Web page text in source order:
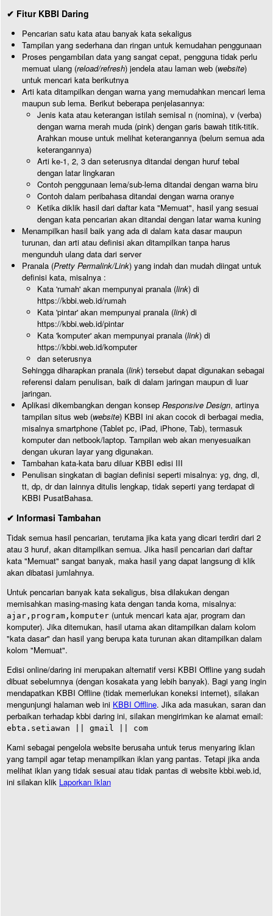
✔ Fitur KBBI Daring
Pencarian satu kata atau banyak kata sekaligus
Tampilan yang sederhana dan ringan untuk kemudahan penggunaan
Proses pengambilan data yang sangat cepat, pengguna tidak perlu
memuat ulang (reload/refresh) jendela atau laman web (website)
untuk mencari kata berikutnya
Arti kata ditampilkan dengan warna yang memudahkan mencari lema
maupun sub lema. Berikut beberapa penjelasannya:
Jenis kata atau keterangan istilah semisal n (nomina), v (verba)
dengan warna merah muda (pink) dengan garis bawah titik-titik.
Arahkan mouse untuk melihat keterangannya (belum semua ada
keterangannya)
Arti ke-1, 2, 3 dan seterusnya ditandai dengan huruf tebal
dengan latar lingkaran
Contoh penggunaan lema/sub-lema ditandai dengan warna biru
Contoh dalam peribahasa ditandai dengan warna oranye
Ketika diklik hasil dari daftar kata "Memuat", hasil yang sesuai
dengan kata pencarian akan ditandai dengan latar warna kuning
Menampilkan hasil baik yang ada di dalam kata dasar maupun
turunan, dan arti atau definisi akan ditampilkan tanpa harus
mengunduh ulang data dari server
Pranala (Pretty Permalink/Link) yang indah dan mudah diingat untuk
definisi kata, misalnya :
Kata 'rumah' akan mempunyai pranala (link) di
https://kbbi.web.id/rumah
Kata 'pintar' akan mempunyai pranala (link) di
https://kbbi.web.id/pintar
Kata 'komputer' akan mempunyai pranala (link) di
https://kbbi.web.id/komputer
dan seterusnya
Sehingga diharapkan pranala (link) tersebut dapat digunakan sebagai
referensi dalam penulisan, baik di dalam jaringan maupun di luar
jaringan.
Aplikasi dikembangkan dengan konsep Responsive Design, artinya
tampilan situs web (website) KBBI ini akan cocok di berbagai media,
misalnya smartphone (Tablet pc, iPad, iPhone, Tab), termasuk
komputer dan netbook/laptop. Tampilan web akan menyesuaikan
dengan ukuran layar yang digunakan.
Tambahan kata-kata baru diluar KBBI edisi III
Penulisan singkatan di bagian definisi seperti misalnya: yg, dng, dl,
tt, dp, dr dan lainnya ditulis lengkap, tidak seperti yang terdapat di
KBBI PusatBahasa.
✔ Informasi Tambahan
Tidak semua hasil pencarian, terutama jika kata yang dicari terdiri dari 2
atau 3 huruf, akan ditampilkan semua. Jika hasil pencarian dari daftar
kata "Memuat" sangat banyak, maka hasil yang dapat langsung di klik
akan dibatasi jumlahnya.
Untuk pencarian banyak kata sekaligus, bisa dilakukan dengan
memisahkan masing-masing kata dengan tanda koma, misalnya:
ajar,program,komputer (untuk mencari kata ajar, program dan
komputer). Jika ditemukan, hasil utama akan ditampilkan dalam kolom
"kata dasar" dan hasil yang berupa kata turunan akan ditampilkan dalam
kolom "Memuat".
Edisi online/daring ini merupakan alternatif versi KBBI Offline yang sudah
dibuat sebelumnya (dengan kosakata yang lebih banyak). Bagi yang ingin
mendapatkan KBBI Offline (tidak memerlukan koneksi internet), silakan
mengunjungi halaman web ini KBBI Offline. Jika ada masukan, saran dan
perbaikan terhadap kbbi daring ini, silakan mengirimkan ke alamat email:
ebta.setiawan || gmail || com
Kami sebagai pengelola website berusaha untuk terus menyaring iklan
yang tampil agar tetap menampilkan iklan yang pantas. Tetapi jika anda
melihat iklan yang tidak sesuai atau tidak pantas di website kbbi.web.id,
ini silakan klik Laporkan Iklan